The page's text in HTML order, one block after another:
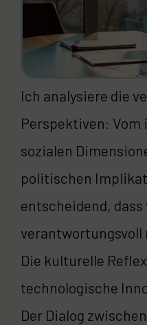
Ich analysiere die
Perspektiven:
sozialen
politischen
entscheidend,
verantwortungsvoll
Die kulturelle
technologische
Der Dialog